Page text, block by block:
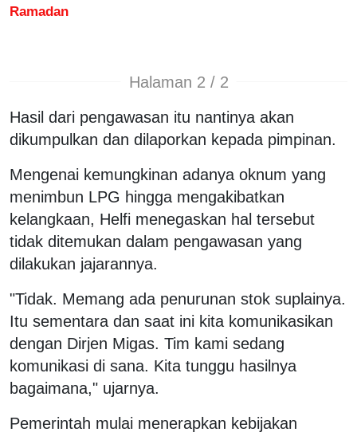
Ramadan
Halaman 2 / 2
Hasil dari pengawasan itu nantinya akan
dikumpulkan dan dilaporkan kepada pimpinan.
Mengenai kemungkinan adanya oknum yang
menimbun LPG hingga mengakibatkan
kelangkaan, Helfi menegaskan hal tersebut
tidak ditemukan dalam pengawasan yang
dilakukan jajarannya.
"Tidak. Memang ada penurunan stok suplainya.
Itu sementara dan saat ini kita komunikasikan
dengan Dirjen Migas. Tim kami sedang
komunikasi di sana. Kita tunggu hasilnya
bagaimana," ujarnya.
Pemerintah mulai menerapkan kebijakan